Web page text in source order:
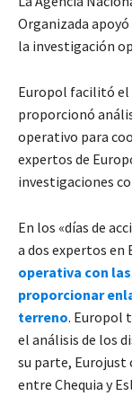
Organizada
la investigación
Europol facilitó
proporcionó
operativo para
expertos de
investigaciones
En los «días de
a dos expertos en
operativa con
proporcionar
terreno. Europol
el análisis de los
su parte, Eurojust
entre Chequia y